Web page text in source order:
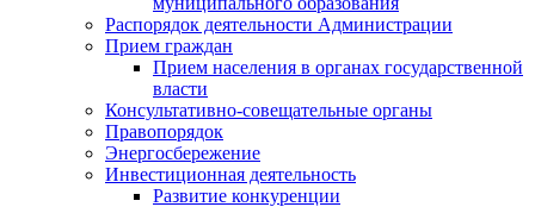
Распорядок деятельности Администрации
Прием граждан
Прием населения в органах государственной
власти
Консультативно-совещательные органы
Правопорядок
Энергосбережение
Инвестиционная деятельность
Развитие конкуренции